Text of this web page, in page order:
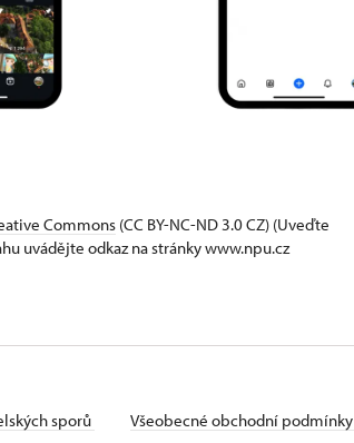
Commons (CC BY-NC-ND 3.0 CZ) (Uveďte
uvádějte odkaz na stránky www.npu.cz
sporů Všeobecné obchodní podmínky